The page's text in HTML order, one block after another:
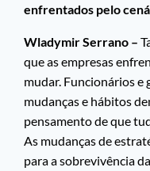
enfrentados pelo
Wladymir Serrano –
que as empresas
mudar. Funcionários e
mudanças e hábitos
pensamento de que
As mudanças de
para a sobrevivência